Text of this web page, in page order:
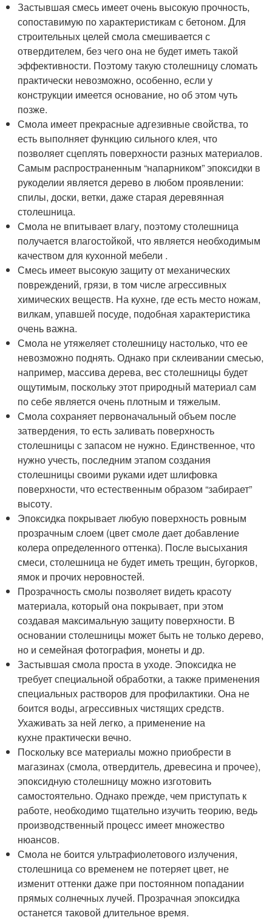
Застывшая смесь имеет очень высокую прочность,
сопоставимую по характеристикам с бетоном. Для
строительных целей смола смешивается с
отвердителем, без чего она не будет иметь такой
эффективности. Поэтому такую столешницу сломать
практически невозможно, особенно, если у
конструкции имеется основание, но об этом чуть
позже.
Смола имеет прекрасные адгезивные свойства, то
есть выполняет функцию сильного клея, что
позволяет сцеплять поверхности разных материалов.
Самым распространенным “напарником” эпоксидки в
рукоделии является дерево в любом проявлении:
спилы, доски, ветки, даже старая деревянная
столешница.
Смола не впитывает влагу, поэтому столешница
получается влагостойкой, что является необходимым
качеством для кухонной мебели .
Смесь имеет высокую защиту от механических
повреждений, грязи, в том числе агрессивных
химических веществ. На кухне, где есть место ножам,
вилкам, упавшей посуде, подобная характеристика
очень важна.
Смола не утяжеляет столешницу настолько, что ее
невозможно поднять. Однако при склеивании смесью,
например, массива дерева, вес столешницы будет
ощутимым, поскольку этот природный материал сам
по себе является очень плотным и тяжелым.
Смола сохраняет первоначальный объем после
затвердения, то есть заливать поверхность
столешницы с запасом не нужно. Единственное, что
нужно учесть, последним этапом создания
столешницы своими руками идет шлифовка
поверхности, что естественным образом “забирает”
высоту.
Эпоксидка покрывает любую поверхность ровным
прозрачным слоем (цвет смоле дает добавление
колера определенного оттенка). После высыхания
смеси, столешница не будет иметь трещин, бугорков,
ямок и прочих неровностей.
Прозрачность смолы позволяет видеть красоту
материала, который она покрывает, при этом
создавая максимальную защиту поверхности. В
основании столешницы может быть не только дерево,
но и семейная фотография, монеты и др.
Застывшая смола проста в уходе. Эпоксидка не
требует специальной обработки, а также применения
специальных растворов для профилактики. Она не
боится воды, агрессивных чистящих средств.
Ухаживать за ней легко, а применение на
кухне практически вечно.
Поскольку все материалы можно приобрести в
магазинах (смола, отвердитель, древесина и прочее),
эпоксидную столешницу можно изготовить
самостоятельно. Однако прежде, чем приступать к
работе, необходимо тщательно изучить теорию, ведь
производственный процесс имеет множество
нюансов.
Смола не боится ультрафиолетового излучения,
столешница со временем не потеряет цвет, не
изменит оттенки даже при постоянном попадании
прямых солнечных лучей. Прозрачная эпоксидка
останется таковой длительное время.